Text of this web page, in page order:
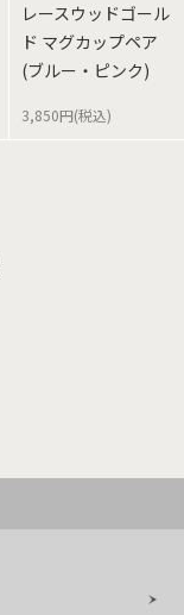
レースウッドゴール
ド マグカップペア
(ブルー・ピンク)
3,850円(税込)